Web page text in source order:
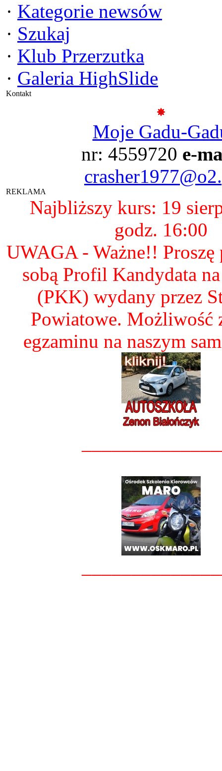
· Kategorie newsów
· Szukaj
· Klub Przerzutka
· Galeria HighSlide
Kontakt
Moje Gadu-
nr: 4559720 e-
REKLAMA
Najbliższy kurs: 19
godz. 16:00
UWAGA - Ważne!! Proszę
sobą Profil Kandydata
(PKK) wydany przez
Powiatowe. Możliwość
egzaminu na naszym